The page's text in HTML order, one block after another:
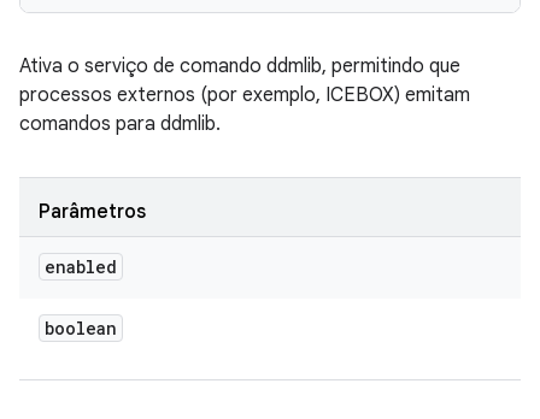
Ativa o serviço de comando ddmlib, permitindo que
processos externos (por exemplo, ICEBOX) emitam
comandos para ddmlib.
Parâmetros
enabled
boolean